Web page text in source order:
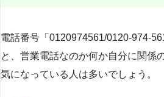
電話番号「0120974561/0120-974-
と、営業電話なのか何か自分に関係
気になっている人は多いでしょう。